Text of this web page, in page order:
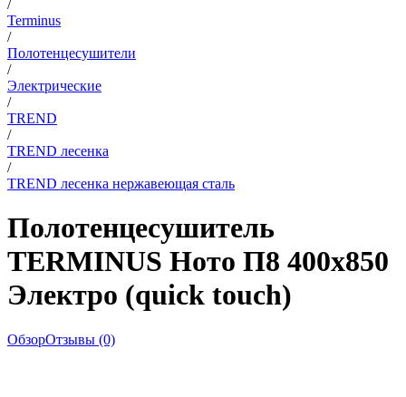
/
Terminus
/
Полотенцесушители
/
Электрические
/
TREND
/
TREND лесенка
/
TREND лесенка нержавеющая сталь
Полотенцесушитель
TERMINUS Ното П8 400х850
Электро (quick touch)
ОбзорОтзывы (0)